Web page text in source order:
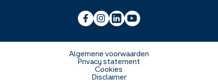
Franchise informatie
Duurzaamheid en MVO
Voorlichting scholen
Algemene voorwaarden
Privacy statement
Cookies
Disclaimer